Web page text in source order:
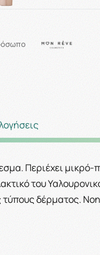
Περιέχει
του
τύπους δέρματος.